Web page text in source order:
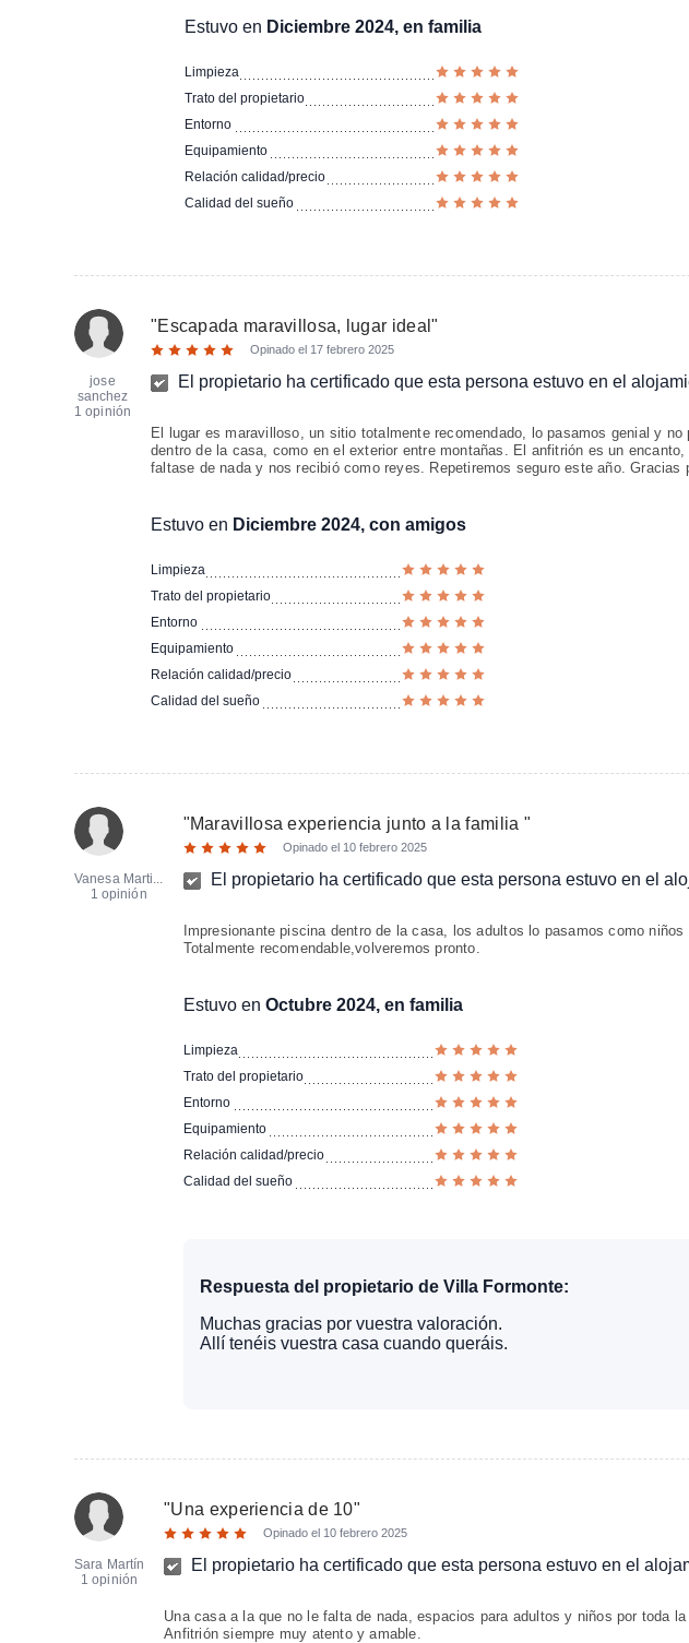
Estuvo en Diciembre 2024, en familia
Limpieza
Trato del propietario
Entorno
Equipamiento
Relación calidad/precio
Calidad del sueño
jose
sanchez
1 opinión
"Escapada maravillosa, lugar ideal"
Opinado el 17 febrero 2025
El propietario ha certificado que esta persona estuvo en el
El lugar es maravilloso, un sitio totalmente recomendado, lo pasamos genial y
dentro de la casa, como en el exterior entre montañas. El anfitrión es un
faltase de nada y nos recibió como reyes. Repetiremos seguro este año. Gracias
Estuvo en Diciembre 2024, con amigos
Limpieza
Trato del propietario
Entorno
Equipamiento
Relación calidad/precio
Calidad del sueño
Vanesa Marti...
1 opinión
"Maravillosa experiencia junto a la familia "
Opinado el 10 febrero 2025
El propietario ha certificado que esta persona estuvo en el
Impresionante piscina dentro de la casa, los adultos lo pasamos como
Totalmente recomendable,volveremos pronto.
Estuvo en Octubre 2024, en familia
Limpieza
Trato del propietario
Entorno
Equipamiento
Relación calidad/precio
Calidad del sueño
Respuesta del propietario de Villa Formonte:
Muchas gracias por vuestra valoración.
Allí tenéis vuestra casa cuando queráis.
Sara Martín
1 opinión
"Una experiencia de 10"
Opinado el 10 febrero 2025
El propietario ha certificado que esta persona estuvo en el
Una casa a la que no le falta de nada, espacios para adultos y niños por toda
Anfitrión siempre muy atento y amable.